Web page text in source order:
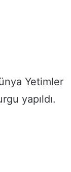
Yetimler
yapıldı.